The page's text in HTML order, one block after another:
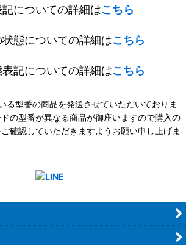
についての詳細はこちら
態についての詳細はこちら
記についての詳細はこちら
る型番の商品を発送させていただいておりま
の型番が異なる商品が御座いますので購入の
確認していただきますようお願い申し上げま